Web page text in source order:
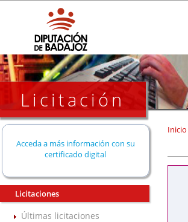
Licitación
Acceda a más información con su
certificado digital
Licitaciones
Últimas licitaciones
Inicio